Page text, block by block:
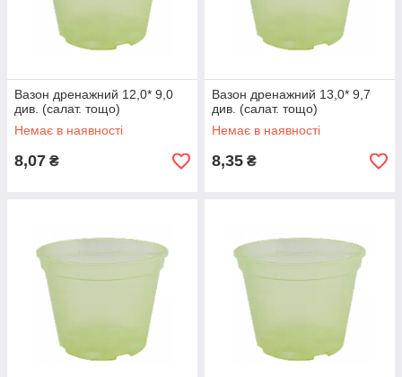
Вазон дренажний 12,0* 9,0
див. (салат. тощо)
Немає в наявності
8,07 ₴
Вазон дренажний 13,0* 9,7
див. (салат. тощо)
Немає в наявності
8,35 ₴